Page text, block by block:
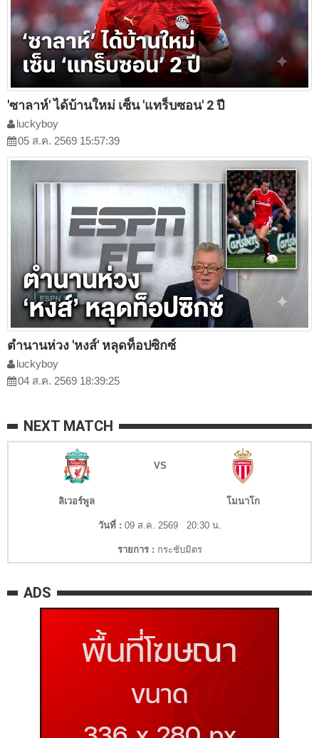
'ซาลาห์' ได้บ้านใหม่ เซ็น 'แทร็บซอน' 2 ปี
luckyboy
05 ส.ค. 2569 15:57:39
ตำนานห่วง 'หงส์' หลุดท็อปซิกซ์
luckyboy
04 ส.ค. 2569 18:39:25
NEXT MATCH
VS
ลิเวอร์พูล โมนาโก
วันที่ : 09 ส.ค. 2569 20:30 น.
รายการ : กระชับมิตร
ADS